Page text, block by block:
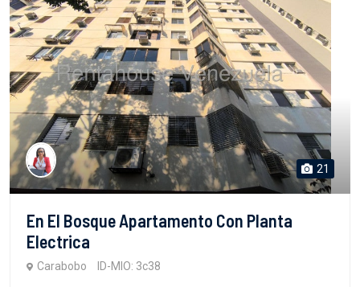
21
En El Bosque Apartamento Con Planta
Electrica
Carabobo ID-MIO: 3c38